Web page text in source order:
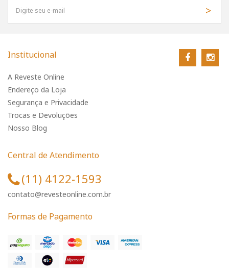
Institucional
A Reveste Online
Endereço da Loja
Segurança e Privacidade
Trocas e Devoluções
Nosso Blog
Central de Atendimento
(11) 4122-1593
contato@revesteonline.com.br
Formas de Pagamento